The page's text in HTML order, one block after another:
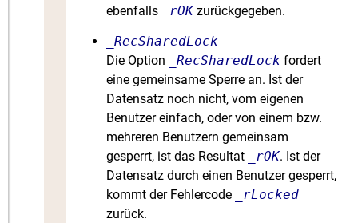
ebenfalls
_rOKzurückgegeben.
_RecSharedLock
Die Option
_RecSharedLock fordert
eine gemeinsame Sperre an. Ist der
Datensatz noch nicht, vom eigenen
Benutzer einfach, oder von einem bzw.
mehreren Benutzern gemeinsam
gesperrt, ist das Resultat
_rOK. Ist der
Datensatz durch einen Benutzer gesperrt,
kommt der Fehlercode
_rLocked
zurück.